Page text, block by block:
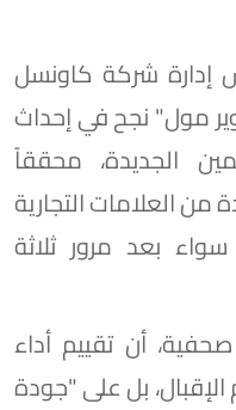
إدارة شركة كاونسل
مول" نجح في إحداث
الجديدة، محققاً
من العلامات التجارية
بعد مرور ثلاثة
أن تقييم أداء
بل على "جودة